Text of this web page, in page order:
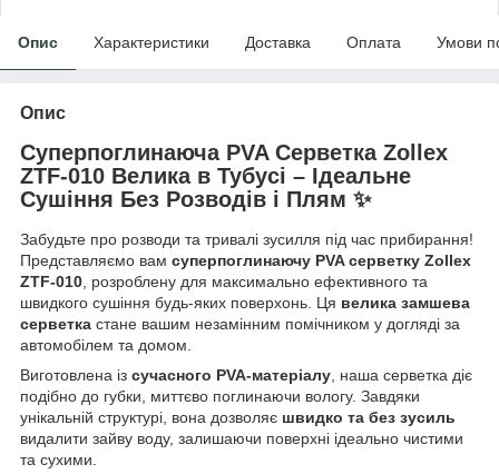
Опис Характеристики Доставка Оплата Умови
Опис
Суперпоглинаюча PVA Серветка Zollex
ZTF-010 Велика в Тубусі – Ідеальне
Сушіння Без Розводів і Плям ✨
Забудьте про розводи та тривалі зусилля під час прибирання!
Представляємо вам суперпоглинаючу PVA серветку Zollex
ZTF-010 , розроблену для максимально ефективного та
швидкого сушіння будь-яких поверхонь. Ця велика замшева
серветка стане вашим незамінним помічником у догляді за
автомобілем та домом.
Виготовлена із сучасного PVA-матеріалу , наша серветка діє
подібно до губки, миттєво поглинаючи вологу. Завдяки
унікальній структурі, вона дозволяє швидко та без зусиль
видалити зайву воду, залишаючи поверхні ідеально чистими
та сухими.